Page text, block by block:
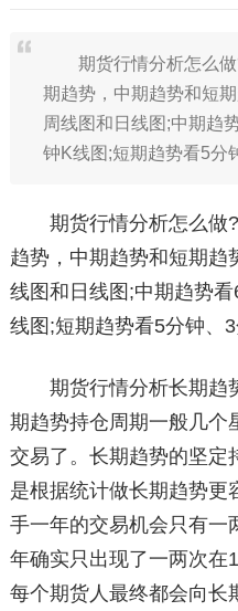
期货行情分析怎么做
期趋势，中期趋势和短
周线图和日线图;中期趋
钟K线图;短期趋势看5分
期货行情分析怎么做?
趋势，中期趋势和短期趋
线图和日线图;中期趋势
线图;短期趋势看5分钟、3
期货行情分析长期趋
期趋势持仓周期一般几个
交易了。长期趋势的坚定
是根据统计做长期趋势更
手一年的交易机会只有一
年确实只出现了一两次在
每个期货人最终都会向长